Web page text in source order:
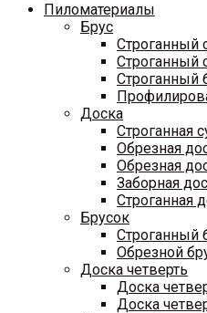
Пиломатериалы
Брус
Строганный
Строганный
Строганный
Доска
Строганная
Обрезная
Обрезная
Заборная
Строганная
Брусок
Строганный
Обрезной
Доска четверть
Доска
Доска